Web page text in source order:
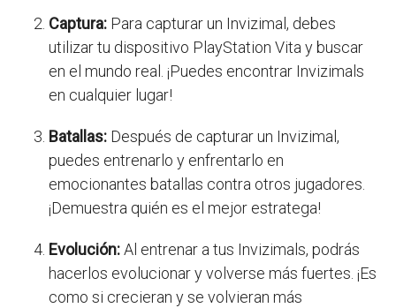
Captura: Para capturar un Invizimal, debes
utilizar tu dispositivo PlayStation Vita y buscar
en el mundo real. ¡Puedes encontrar Invizimals
en cualquier lugar!
Batallas: Después de capturar un Invizimal,
puedes entrenarlo y enfrentarlo en
emocionantes batallas contra otros jugadores.
¡Demuestra quién es el mejor estratega!
Evolución:Al entrenar a tus Invizimals, podrás
hacerlos evolucionar y volverse más fuertes. ¡Es
como si crecieran y se volvieran más